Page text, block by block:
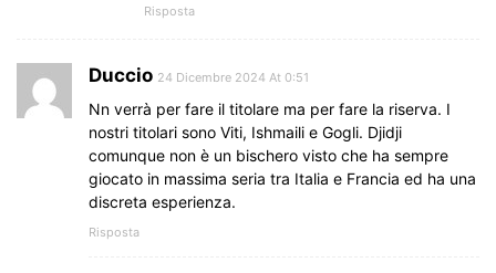
Risposta
Duccio 24 Dicembre 2024 At 0:51
Nn verrà per fare il titolare ma per fare la riserva. I
nostri titolari sono Viti, Ishmaili e Gogli. Djidji
comunque non è un bischero visto che ha sempre
giocato in massima seria tra Italia e Francia ed ha una
discreta esperienza.
Risposta